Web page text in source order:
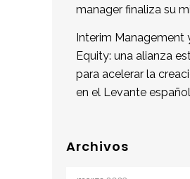
manager finaliza su
Interim Management
Equity: una alianza
para acelerar la
en el Levante español
Archivos